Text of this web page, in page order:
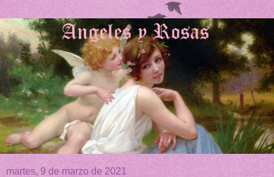
martes, 9 de marzo de 2021